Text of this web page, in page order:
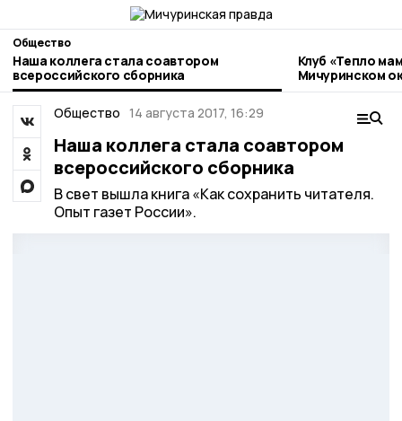
Общество
Наша коллега стала соавтором
всероссийского сборника
Клуб «Тепло
Мичуринском
Общество 14 августа 2017, 16:29
Наша коллега стала соавтором
всероссийского сборника
В свет вышла книга «Как сохранить читателя.
Опыт газет России».